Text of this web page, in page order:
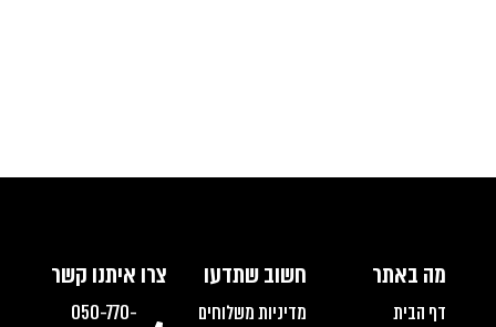
מה באתר
דף הבית
חשוב שתדעו
מדיניות משלוחים
צרו איתנו קשר
050-770-